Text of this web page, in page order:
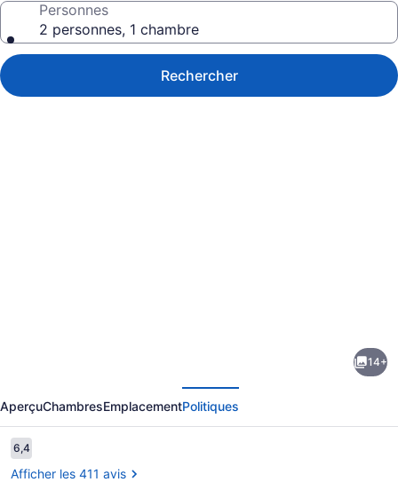
Personnes
2 personnes, 1 chambre
Rechercher
Super
8
by
Wyndham
14+
AperçuChambresEmplacementPolitiques
Avis
6,46,4 sur 10 –
Afficher les 411 avis